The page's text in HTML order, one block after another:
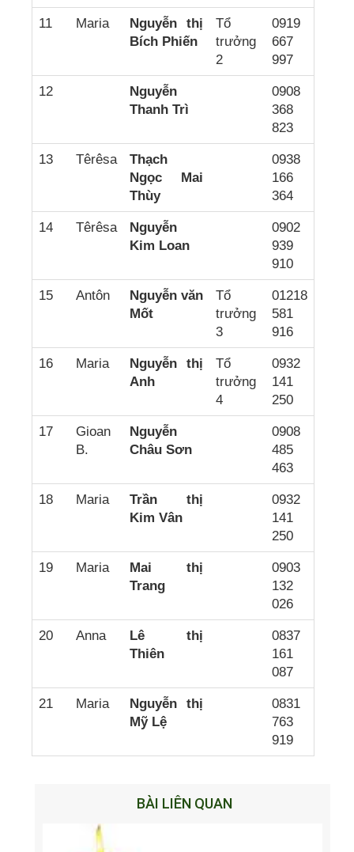
11 Maria
Nguyễn thị
Bích Phiến
Tổ
trưởng
2
0919
667
997
12
Nguyễn
Thanh Trì
0908
368
823
13 Têrêsa
Thạch
Ngọc Mai
Thùy
0938
166
364
14 Têrêsa
Nguyễn
Kim Loan
0902
939
910
15 Antôn
Nguyễn văn
Mốt
Tổ
trưởng
3
01218
581
916
16 Maria
Nguyễn thị
Anh
Tổ
trưởng
4
0932
141
250
17
Gioan
B.
Nguyễn
Châu Sơn
0908
485
463
18 Maria
Trần thị
Kim Vân
0932
141
250
19 Maria
Mai thị
Trang
0903
132
026
20 Anna
Lê thị
Thiên
0837
161
087
21 Maria
Nguyễn thị
Mỹ Lệ
0831
763
919
BÀI LIÊN QUAN